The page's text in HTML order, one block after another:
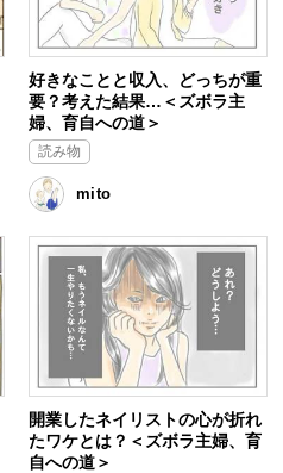
好きなことと収入、どっちが重
要？考えた結果…＜ズボラ主
婦、育自への道＞
読み物
mito
開業したネイリストの心が折れ
たワケとは？＜ズボラ主婦、育
自への道＞